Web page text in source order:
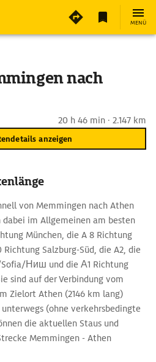
MENÜ
nach
20 h 46 min · 2.147 km
anzeigen
von Memmingen nach Athen
im Allgemeinen am besten
München, die A 8 Richtung
Salzburg-Süd, die A2, die
Sofia/Ниш und die Α1 Richtung
sind auf der Verbindung vom
Zielort Athen (2146 km lang)
(ohne verkehrsbedingte
die aktuellen Staus und
Memmingen - Athen